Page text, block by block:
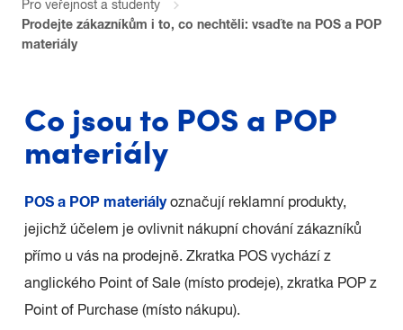
Pro veřejnost a studenty
Prodejte zákazníkům i to, co nechtěli: vsaďte na POS a POP
materiály
Co jsou to POS a POP
materiály
POS a POP materiályoznačují reklamní produkty,
jejichž účelem je ovlivnit nákupní chování zákazníků
přímo u vás na prodejně. Zkratka POS vychází z
anglického Point of Sale (místo prodeje), zkratka POP z
Point of Purchase (místo nákupu).